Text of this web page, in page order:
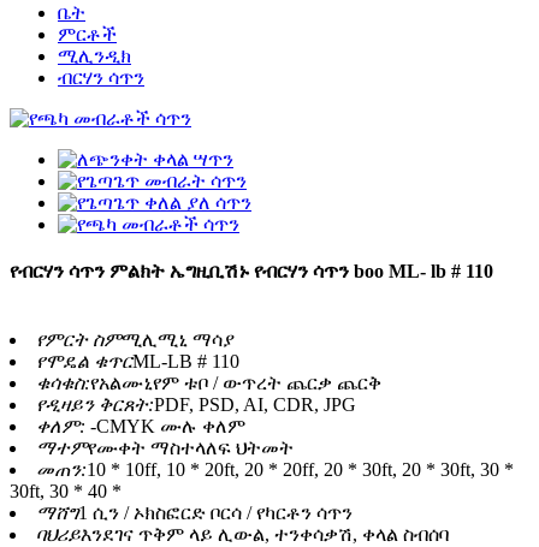
ቤት
ምርቶች
ሚሊንዲክ
ብርሃን ሳጥን
የብርሃን ሳጥን ምልክት ኤግዚቢሽኑ የብርሃን ሳጥን boo ML- lb # 110
የምርት ስምሚሊሚኒ ማሳያ
የሞዴል ቁጥርML-LB # 110
ቁሳቁስ:የአልሙኒየም ቱቦ / ውጥረት ጨርቃ ጨርቅ
የዲዛይን ቅርጸት:PDF, PSD, AI, CDR, JPG
ቀለም: -CMYK ሙሉ ቀለም
ማተምየሙቀት ማስተላለፍ ህትመት
መጠን:10 * 10ff, 10 * 20ft, 20 * 20ff, 20 * 30ft, 20 * 30ft, 30 *
30ft, 30 * 40 *
ማሸግ1 ሲን / ኦክስፎርድ ቦርሳ / የካርቶን ሳጥን
ባህሪይእንደገና ጥቅም ላይ ሊውል, ተንቀሳቃሽ, ቀላል ስብሰባ